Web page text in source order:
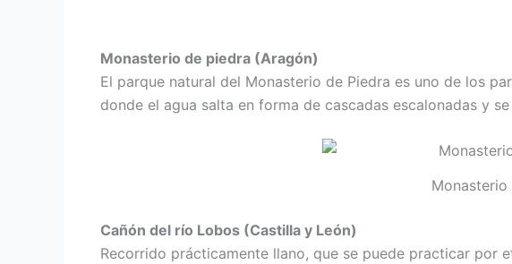
Monasterio de piedra (Aragón)
El parque natural del Monasterio de Piedra es uno de los
donde el agua salta en forma de cascadas escalonadas y
Monasterio
Cañón del río Lobos (Castilla y León)
Recorrido prácticamente llano, que se puede practicar por